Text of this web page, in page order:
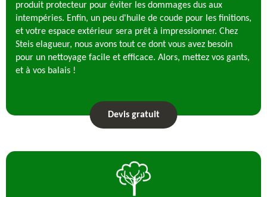
produit protecteur pour éviter les dommages dus aux
intempéries. Enfin, un peu d'huile de coude pour les finitions,
et votre espace extérieur sera prêt à impressionner. Chez
Steis elagueur, nous avons tout ce dont vous avez besoin
pour un nettoyage facile et efficace. Alors, mettez vos gants,
et à vos balais !
Devis gratuit